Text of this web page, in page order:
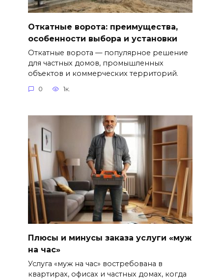
Откатные ворота: преимущества,
особенности выбора и установки
Откатные ворота — популярное решение
для частных домов, промышленных
объектов и коммерческих территорий.
0 1к.
Плюсы и минусы заказа услуги «муж
на час»
Услуга «муж на час» востребована в
квартирах, офисах и частных домах, когда